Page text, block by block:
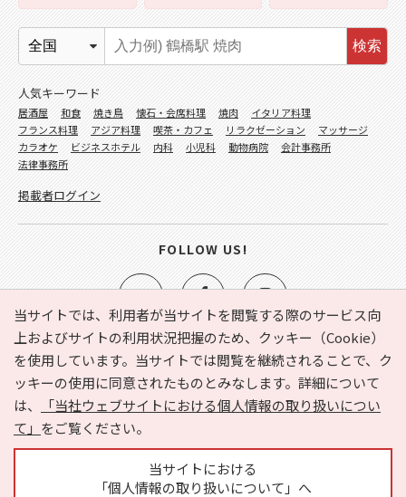
当サイトでは、利用者が当サイトを閲覧する際のサービス向
上およびサイトの利用状況把握のため、クッキー（Cookie）
を使用しています。当サイトでは閲覧を継続されることで、ク
ッキーの使用に同意されたものとみなします。詳細について
は、
「当社ウェブサイトにおける個人情報の取り扱いについ
て」 をご覧ください。
当サイトにおける
「個人情報の取り扱いについて」へ
e-NAVITA（イーナビタ）とは？ お気に入り
ヘルプ
利用規約
個人情報の取り扱いについて
運営会社
サイトマップ
広告掲載に関するお問い合わせ
検索
人気キーワード
居酒屋 和食 焼き鳥 懐石・会席料理 焼肉
イタリア料理
フランス料理
アジア料理 喫茶・カフェ リラクゼーション
マッサージ
カラオケ
ビジネスホテル 内科 小児科 動物病院
会計事務所
法律事務所
掲載者ログイン
FOLLOW US!